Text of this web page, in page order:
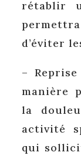
rétablir
d’éviter
–
manière
la
activité
qui